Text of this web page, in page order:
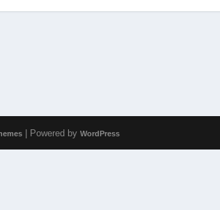
| Powered by WordPress